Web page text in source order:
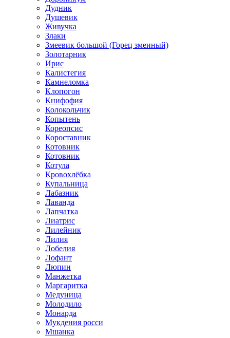
Дудник
Душевик
Живучка
Злаки
Змеевик большой (Горец змеиный)
Золотарник
Ирис
Калистегия
Камнеломка
Клопогон
Книфофия
Колокольчик
Копытень
Кореопсис
Короставник
Котовник
Котовник
Котула
Кровохлёбка
Купальница
Лабазник
Лаванда
Лапчатка
Лиатрис
Лилейник
Лилия
Лобелия
Лофант
Люпин
Манжетка
Маргаритка
Медуница
Молодило
Монарда
Мукдения росси
Мшанка